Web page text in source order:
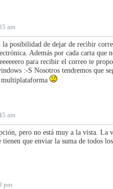
am
la posibilidad de dejar de recibir
Además por cada carta que
para recibir el correo te
:-S Nosotros tendremos que
multiplataforma
am
pero no está muy a la vista. La
que enviar la suma de todos
pm